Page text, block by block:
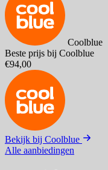
Coolblue
Beste prijs bij Coolblue
€94,00
Bekijk bij Coolblue
Alle aanbiedingen